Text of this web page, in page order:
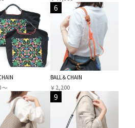
〜
6
BALL＆CHAIN
￥2,200
9